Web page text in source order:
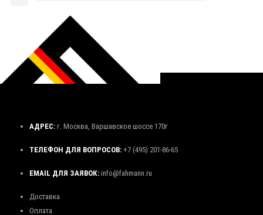
АДРЕС: г. Москва, Варшавское шоссе 170г
ТЕЛЕФОН ДЛЯ ВОПРОСОВ: +7 (495) 201-86-65
EMAIL ДЛЯ ЗАЯВОК: info@fahmann.ru
Доставка
Оплата